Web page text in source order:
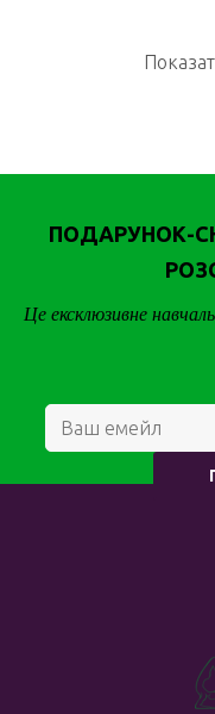
ПОДАРУНОК-
Це ексклюзивне